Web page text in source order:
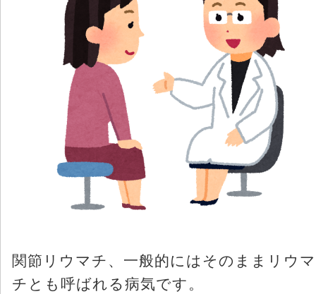
関節リウマチ、一般的にはそのままリウマ
チとも呼ばれる病気です。